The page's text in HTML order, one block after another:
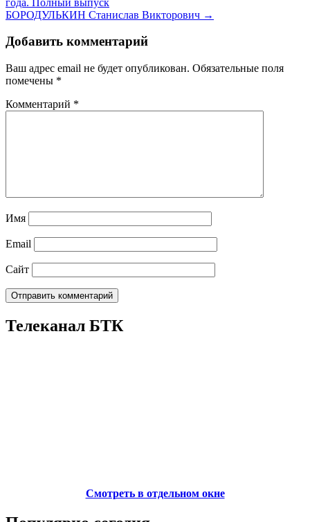
БОРОДУЛЬКИН Станислав Викторович →
Добавить комментарий
Ваш адрес email не будет опубликован. Обязательные поля
помечены *
Комментарий *
Имя
Email
Сайт
Телеканал БТК
Смотреть в отдельном окне